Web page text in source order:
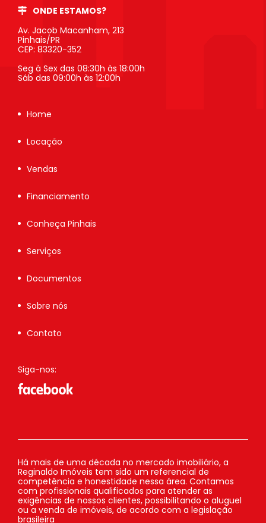
ONDE ESTAMOS?
Av. Jacob Macanham, 213
Pinhais/PR
CEP: 83320-352
Seg à Sex das 08:30h às 18:00h
Sáb das 09:00h às 12:00h
Home
Locação
Vendas
Financiamento
Conheça Pinhais
Serviços
Documentos
Sobre nós
Contato
Siga-nos:
Há mais de uma década no mercado imobiliário, a
Reginaldo Imóveis tem sido um referencial de
competência e honestidade nessa área. Contamos
com profissionais qualificados para atender as
exigências de nossos clientes, possibilitando o aluguel
ou a venda de imóveis, de acordo com a legislação
brasileira